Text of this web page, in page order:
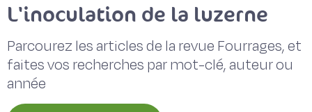
L'inoculation de la luzerne
Parcourez les articles de la revue Fourrages, et
faites vos recherches par mot-clé, auteur ou
année